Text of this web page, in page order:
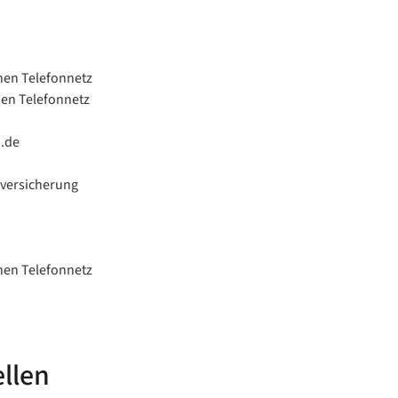
Telefonnetz
Telefonnetz
Telefonnetz